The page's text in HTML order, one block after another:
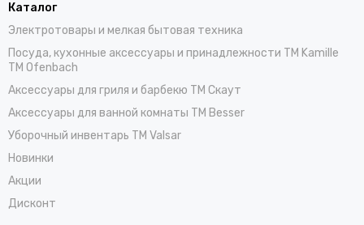
Каталог
Электротовары и мелкая бытовая техника
Посуда, кухонные аксессуары и принадлежности TM Kamille
TM Ofenbach
Аксессуары для гриля и барбекю TM Скаут
Аксессуары для ванной комнаты TM Besser
Уборочный инвентарь TM Valsar
Новинки
Акции
Дисконт